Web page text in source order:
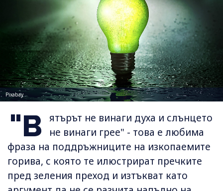
Pixabay
"В
ятърът не винаги духа и слънцето
не винаги грее" - това е любима
фраза на поддръжниците на изкопаемите
горива, с която те илюстрират пречките
пред зеления преход и изтъкват като